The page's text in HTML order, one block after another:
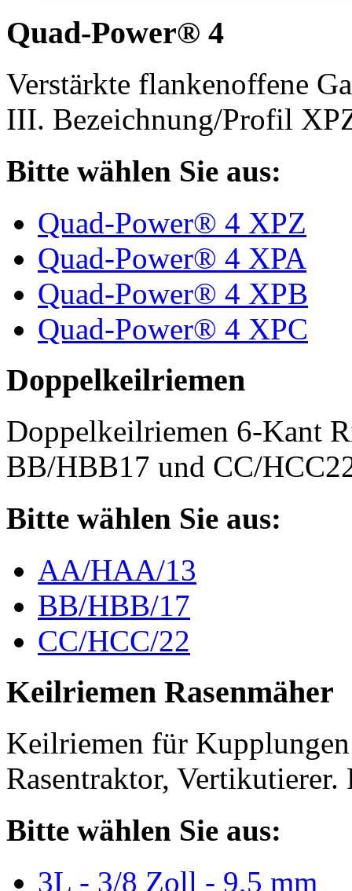
Quad-Power® 4
Verstärkte flankenoffene
III. Bezeichnung/Profil
Bitte wählen Sie aus:
Quad-Power® 4 XPZ
Quad-Power® 4 XPA
Quad-Power® 4 XPB
Quad-Power® 4 XPC
Doppelkeilriemen
Doppelkeilriemen 6-Kant
BB/HBB17 und CC/
Bitte wählen Sie aus:
AA/HAA/13
BB/HBB/17
CC/HCC/22
Keilriemen Rasenmäher
Keilriemen für Kupplungen
Rasentraktor,
Bitte wählen Sie aus:
3L - 3/8 Zoll - 9,5 mm